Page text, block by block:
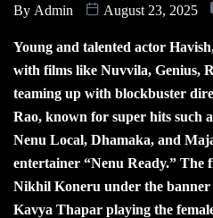
By Admin August 23, 2025
Young and talented actor
with films like Nuvvila, Genius,
teaming up with blockbuster
Rao, known for super hits such
Nenu Local, Dhamaka, and
entertainer “Nenu Ready.” The
Nikhil Koneru under the
Kavya Thapar playing the